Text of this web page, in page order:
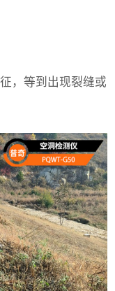
，等到出现裂缝或